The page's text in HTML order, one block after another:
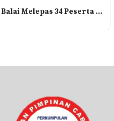
Melepas 34 Peserta …